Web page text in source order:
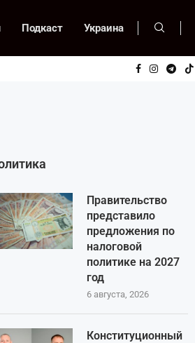
Подкаст Украина
Правительство
представило
предложения по
налоговой
политике на 2027
год
6 августа, 2026
Конституционный